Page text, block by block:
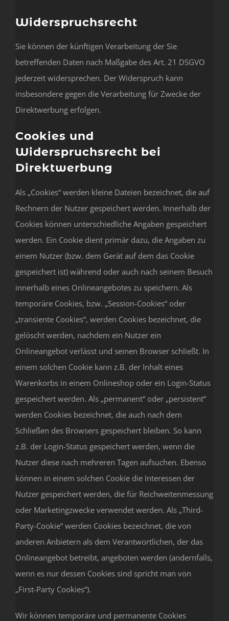
Widerspruchsrecht
Sie können der künftigen Verarbeitung der Sie
betreffenden Daten nach Maßgabe des Art. 21 DSGVO
jederzeit widersprechen. Der Widerspruch kann
insbesondere gegen die Verarbeitung für Zwecke der
Direktwerbung erfolgen.
Cookies und
Widerspruchsrecht bei
Direktwerbung
Als „Cookies“ werden kleine Dateien bezeichnet, die auf
Rechnern der Nutzer gespeichert werden. Innerhalb der
Cookies können unterschiedliche Angaben gespeichert
werden. Ein Cookie dient primär dazu, die Angaben zu
einem Nutzer (bzw. dem Gerät auf dem das Cookie
gespeichert ist) während oder auch nach seinem Besuch
innerhalb eines Onlineangebotes zu speichern. Als
temporäre Cookies, bzw. „Session-Cookies“ oder
„transiente Cookies“, werden Cookies bezeichnet, die
gelöscht werden, nachdem ein Nutzer ein
Onlineangebot verlässt und seinen Browser schließt. In
einem solchen Cookie kann z.B. der Inhalt eines
Warenkorbs in einem Onlineshop oder ein Login-Status
gespeichert werden. Als „permanent“ oder „persistent“
werden Cookies bezeichnet, die auch nach dem
Schließen des Browsers gespeichert bleiben. So kann
z.B. der Login-Status gespeichert werden, wenn die
Nutzer diese nach mehreren Tagen aufsuchen. Ebenso
können in einem solchen Cookie die Interessen der
Nutzer gespeichert werden, die für Reichweitenmessung
oder Marketingzwecke verwendet werden. Als „Third-
Party-Cookie“ werden Cookies bezeichnet, die von
anderen Anbietern als dem Verantwortlichen, der das
Onlineangebot betreibt, angeboten werden (andernfalls,
wenn es nur dessen Cookies sind spricht man von
„First-Party Cookies“).
Wir können temporäre und permanente Cookies